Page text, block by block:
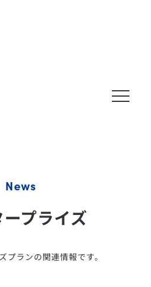
News
プライズ
プランの関連情報です。